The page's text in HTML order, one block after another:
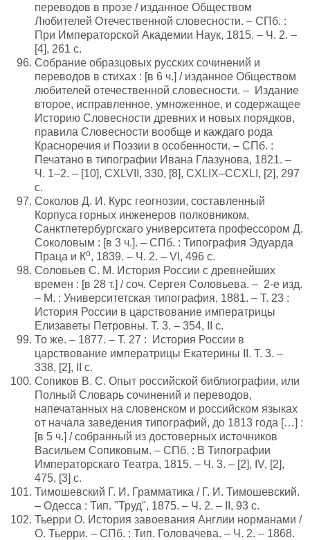
переводов в прозе / изданное Обществом
Любителей Отечественной словесности. – СПб. :
При Императорской Академии Наук, 1815. – Ч. 2. –
[4], 261 с.
Собрание образцовых русских сочинений и
переводов в стихах : [в 6 ч.] / изданное Обществом
любителей отечественной словесности. – Издание
второе, исправленное, умноженное, и содержащее
Историю Словесности древних и новых порядков,
правила Словесности вообще и каждаго рода
Красноречия и Поэзии в особенности. – СПб. :
Печатано в типографии Ивана Глазунова, 1821. –
Ч. 1–2. – [10], CXLVII, 330, [8], CXLIX–CCXLI, [2], 297
с.
Соколов Д. И. Курс геогнозии, составленный
Корпуса горных инженеров полковником,
Санктпетербургскаго университета профессором Д.
Соколовым : [в 3 ч.]. – СПб. : Типография Эдуарда
Праца и Ко, 1839. – Ч. 2. – VI, 496 с.
Соловьев С. М. История России с древнейших
времен : [в 28 т.] / соч. Сергея Соловьева. – 2-е изд.
– М. : Университетская типография, 1881. – Т. 23 :
История России в царствование императрицы
Елизаветы Петровны. Т. 3. – 354, II с.
То же. – 1877. – Т. 27 : История России в
царствование императрицы Екатерины II. Т. 3. –
338, [2], II с.
Сопиков В. С. Опыт российской библиографии, или
Полный Словарь сочинений и переводов,
напечатанных на словенском и российском языках
от начала заведения типографий, до 1813 года […] :
[в 5 ч.] / собранный из достоверных источников
Васильем Сопиковым. – СПб. : В Типографии
Императорскаго Театра, 1815. – Ч. 3. – [2], IV, [2],
475, [3] с.
Тимошевский Г. И. Грамматика / Г. И. Тимошевский.
– Одесса : Тип. "Труд", 1875. – Ч. 2. – II, 93 с.
Тьерри О. История завоевания Англии норманами /
О. Тьерри. – СПб. : Тип. Головачева. – Ч. 2. – 1868.